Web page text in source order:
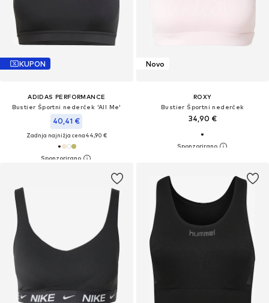
KUPON
ADIDAS PERFORMANCE
Bustier Športni nederček 'All Me'
40,41 €
Zadnja najnižja cena44,90 €
Novo
ROXY
Bustier Športni nederček
34,90 €